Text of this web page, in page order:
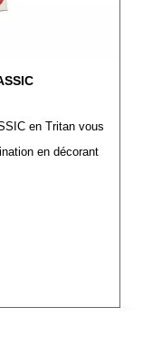
en Tritan vous
en décorant